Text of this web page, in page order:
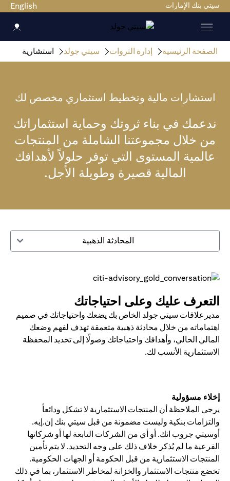
سيتي بنك الإمارات English
الصفحة الرئيسية إدارة الثروات سيتي جولد استشارية
استشارات مالية وتخطيط استثماري مخصص لك
ندعمك في بناء ثروتك وحماية استثماراتك
من خلال مجموعتنا الشاملة من المنتجات
عالمية المستوى التي توفر حلولاً لأهدافك
المالية قصيرة وطويلة الأجل.
المحادثة الذهبية
التعرف عليك وعلى احتياجاتك
مديرعلاقات سيتي جولد الخاص بك يضعك واحتياجاتك في صميم
اهتماماته من خلال محادثة ذهبية متعمقة تهدف لفهم وضعك
المالي الحالي، وأهدافك واحتياجاتك وصولًا إلى تحديد المحفظة
الاستثمارية الأنسب لك.
إخلاء مسؤولية
يرجى الملاحظة أن المنتجات الاستثمارية لا تشكل ودائعأ
والتزامات بنكية وليست مضمونة من قبل سيتي بنك إن.إيه.
أوسيتي جروب انك. أو أي من الشركات التابعة لها أو شركاتها
الفرعية ما لم يُذكر خلاف ذلك على وجه التحديد. لا يتم تأمين
المنتجات الاستثمارية من قبل الحكومة أو الجهات الحكومية.
تخضع منتجات الاستثمار والخزانة لمخاطر الاستثمار، بما في ذلك